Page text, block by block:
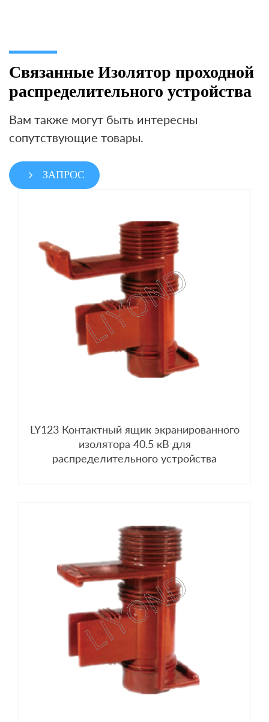
Связанные Изолятор проходной
распределительного устройства
Вам также могут быть интересны
сопутствующие товары.
ЗАПРОС
LY123 Контактный ящик экранированного
изолятора 40.5 кВ для
распределительного устройства